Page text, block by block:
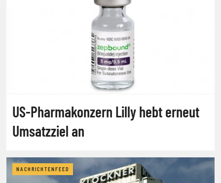
US-Pharmakonzern Lilly hebt erneut
Umsatzziel an
NACHRICHTENFEED